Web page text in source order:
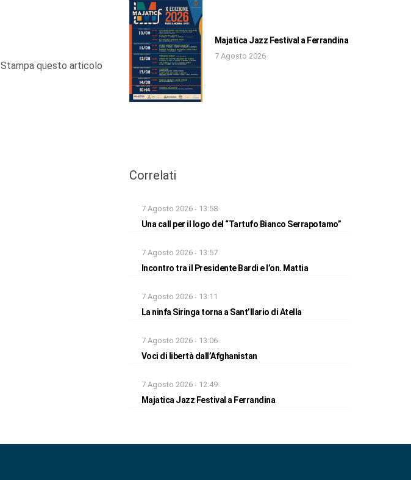
Stampa questo articolo
Majatica Jazz Festival a Ferrandina
7 Agosto 2026
Correlati
7 Agosto 2026 - 13:58
Una call per il logo del “Tartufo Bianco Serrapotamo”
7 Agosto 2026 - 13:57
Incontro tra il Presidente Bardi e l’on. Mattia
7 Agosto 2026 - 13:11
La ninfa Siringa torna a Sant’Ilario di Atella
7 Agosto 2026 - 13:06
Voci di libertà dall’Afghanistan
7 Agosto 2026 - 12:49
Majatica Jazz Festival a Ferrandina